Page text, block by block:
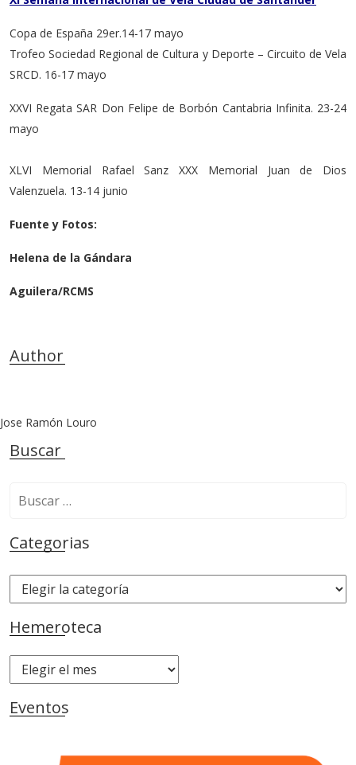
Copa de España 29er.14-17 mayo
Trofeo Sociedad Regional de Cultura y Deporte – Circuito de Vela
SRCD. 16-17 mayo
XXVI Regata SAR Don Felipe de Borbón Cantabria Infinita. 23-24
mayo
XLVI Memorial Rafael Sanz XXX Memorial Juan de Dios
Valenzuela. 13-14 junio
Fuente y Fotos:
Helena de la Gándara
Aguilera/RCMS
Author
Jose Ramón Louro
Buscar
c
:
Categorias
a
t
e
g
o
r
i
Hemeroteca
e
m
e
Eventos